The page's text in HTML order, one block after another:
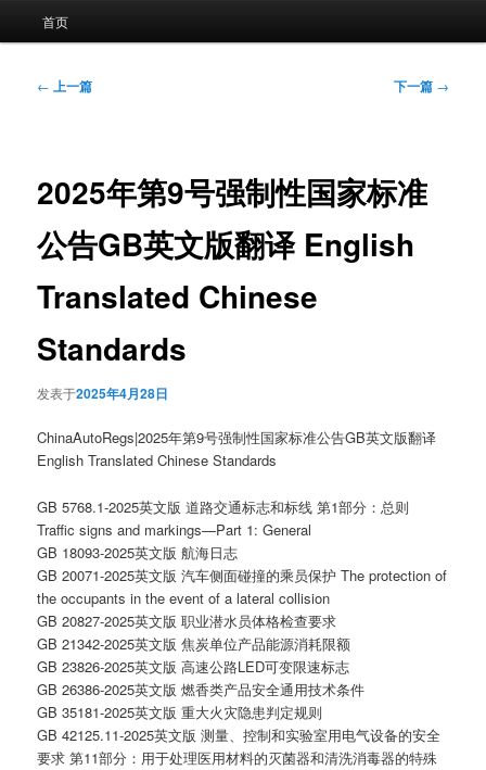
首页
文
← 上一篇 下一篇 →
2025年第9号强制性国家标准
公告GB英文版翻译 English
Translated Chinese
Standards
发表于2025年4月28日
ChinaAutoRegs|2025年第9号强制性国家标准公告GB英文版翻译
English Translated Chinese Standards
GB 5768.1-2025英文版 道路交通标志和标线 第1部分：总则
Traffic signs and markings—Part 1: General
GB 18093-2025英文版 航海日志
GB 20071-2025英文版 汽车侧面碰撞的乘员保护 The protection of
the occupants in the event of a lateral collision
GB 20827-2025英文版 职业潜水员体格检查要求
GB 21342-2025英文版 焦炭单位产品能源消耗限额
GB 23826-2025英文版 高速公路LED可变限速标志
GB 26386-2025英文版 燃香类产品安全通用技术条件
GB 35181-2025英文版 重大火灾隐患判定规则
GB 42125.11-2025英文版 测量、控制和实验室用电气设备的安全
要求 第11部分：用于处理医用材料的灭菌器和清洗消毒器的特殊